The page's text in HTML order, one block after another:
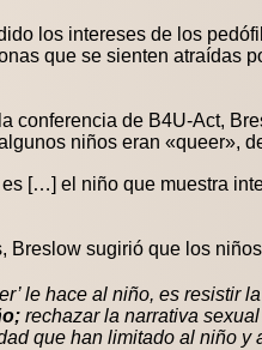
los intereses de los
que se sienten atraídas
conferencia de B4U-Act,
niños eran «queer»,
[…] el niño que muestra
Breslow sugirió que los
le hace al niño, es resistir la
rechazar la narrativa
que han limitado al niño y